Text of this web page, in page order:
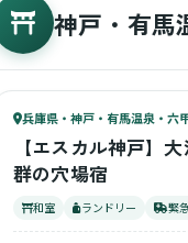
神戸・有馬
28ベビー
32
兵庫県・神戸・有馬温泉・六
【エスカル神戸】
群の穴場宿
和室 ランドリー 緊